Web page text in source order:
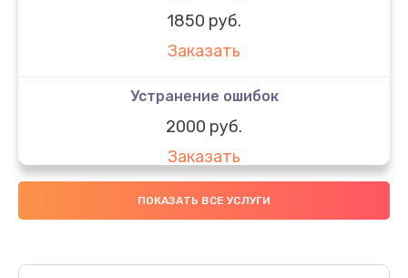
1850 руб.
Заказать
Устранение ошибок
2000 руб.
Заказать
Ремонт после залития
Заказать
ПОКАЗАТЬ ВСЕ УСЛУГИ